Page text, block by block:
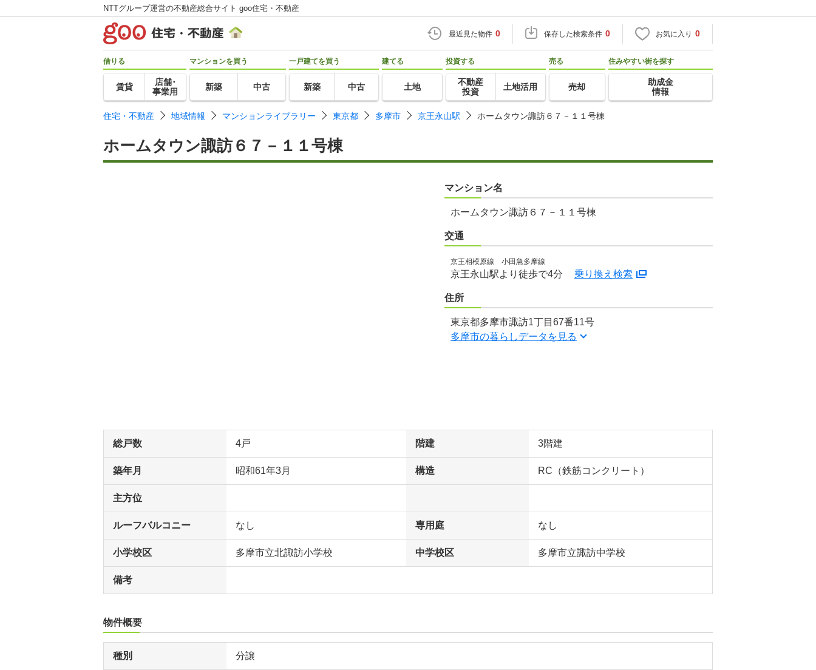
NTTグループ運営の不動産総合サイト goo住宅・不動産
最近見た物件 0 保存した検索条件 0 お気に入り 0
借りる
賃貸
店舗･
事業用
マンションを買う
新築 中古
一戸建てを買う
新築 中古
建てる
土地
投資する
不動産
投資
土地活用
売る
売却
住みやすい街を探す
助成金
情報
住宅・不動産 地域情報 マンションライブラリー 東京都 多摩市 京王永山駅 ホームタウン諏訪６７－１１号棟
ホームタウン諏訪６７－１１号棟
マンション名
ホームタウン諏訪６７－１１号棟
交通
京王相模原線 小田急多摩線
京王永山駅より徒歩で4分 乗り換え検索
住所
東京都多摩市諏訪1丁目67番11号
多摩市の暮らしデータを見る
総戸数 4戸 階建 3階建
築年月 昭和61年3月 構造 RC（鉄筋コンクリート）
主方位
ルーフバルコニー なし 専用庭 なし
小学校区 多摩市立北諏訪小学校 中学校区 多摩市立諏訪中学校
備考
物件概要
種別 分譲